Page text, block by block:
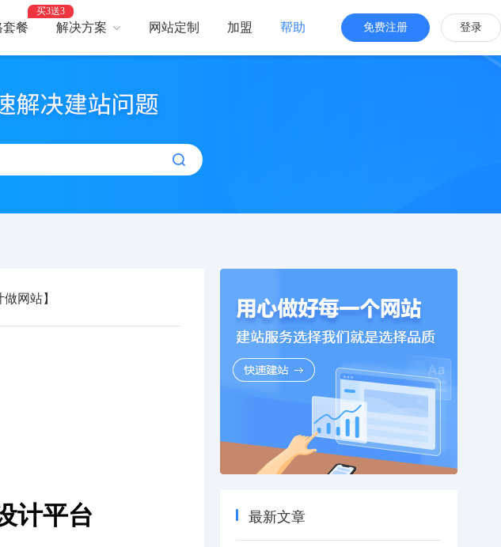
免费注册 登录
套餐
买3送3
解决方案
智能建站，高效优化 助力品牌出海
开启全新交互体验
网站定制 加盟 帮助
网站】
计平台 最新文章